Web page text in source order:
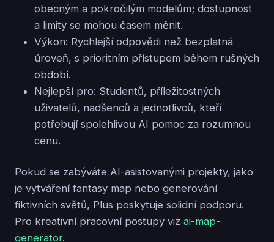
obecným a pokročilým modelům; dostupnost
a limity se mohou časem měnit.
Výkon: Rychlejší odpovědi než bezplatná
úroveň, s prioritním přístupem během rušných
období.
Nejlepší pro: Studentů, příležitostných
uživatelů, nadšenců a jednotlivců, kteří
potřebují spolehlivou AI pomoc za rozumnou
cenu.
Pokud se zabýváte AI-asistovanými projekty, jako
je vytváření fantasy map nebo generování
fiktivních světů, Plus poskytuje solidní podporu.
Pro kreativní pracovní postupy viz ai-map-
generator.